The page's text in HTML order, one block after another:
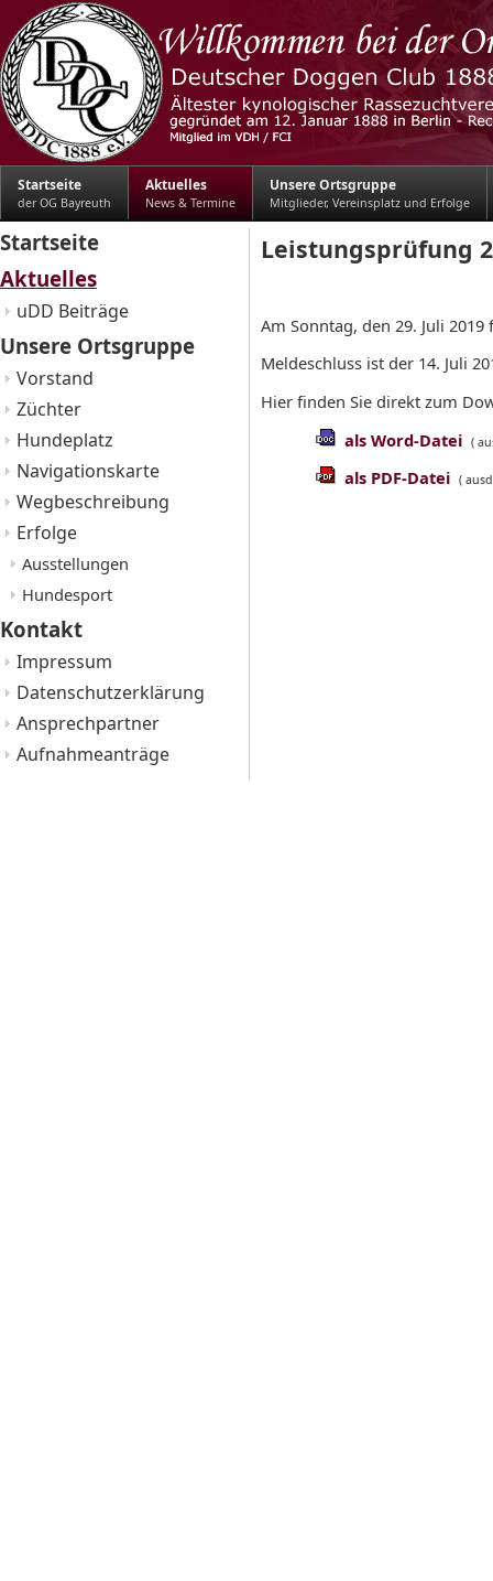
Startseite
der OG Bayreuth
Aktuelles
News & Termine
Unsere Ortsgruppe
Mitglieder, Vereinsplatz und Erfolge
Startseite
Aktuelles
uDD Beiträge
Unsere Ortsgruppe
Vorstand
Züchter
Hundeplatz
Navigationskarte
Wegbeschreibung
Erfolge
Ausstellungen
Hundesport
Kontakt
Impressum
Datenschutzerklärung
Ansprechpartner
Aufnahmeanträge
Leistungsprüfung
Am Sonntag, den 29. Juli
Meldeschluss ist der 14. Juli
Hier finden Sie direkt zum
als Word-Datei (
als PDF-Datei (